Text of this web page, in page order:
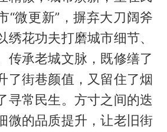
“微更新”，摒弃大刀阔斧
绣花功夫打磨城市细节、
传承老城文脉，既修缮了
了街巷颜值，又留住了烟
寻常民生。方寸之间的迭
微的品质提升，让老旧街